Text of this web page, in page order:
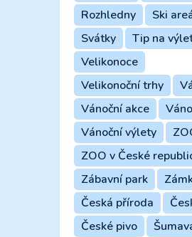
Rozhledny
Ski
Svátky
Tip na
Velikonoce
Velikonoční trhy
Vánoční akce
Vánoční výlety
ZOO v České
Zábavní park
Česká příroda
České pivo